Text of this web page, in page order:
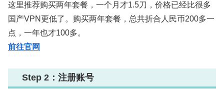
这里推荐购买两年套餐，一个月才1.5刀，价格已经比很多
国产VPN更低了。购买两年套餐，总共折合人民币200多一
点，一年也才100多。
前往官网
Step 2：注册账号